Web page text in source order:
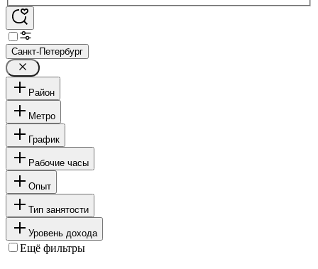
Санкт-Петербург
Район
Метро
График
Рабочие часы
Опыт
Тип занятости
Уровень дохода
Ещё фильтры